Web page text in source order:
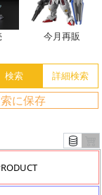
今月再販
に保存